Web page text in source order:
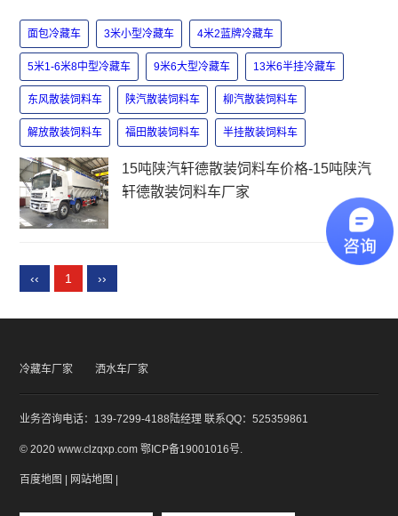
面包冷藏车 3米小型冷藏车 4米2蓝牌冷藏车
5米1-6米8中型冷藏车 9米6大型冷藏车 13米6半挂冷藏车
东风散装饲料车 陕汽散装饲料车 柳汽散装饲料车
解放散装饲料车 福田散装饲料车 半挂散装饲料车
15吨陕汽轩德散装饲料车价格-15吨陕汽
轩德散装饲料车厂家
‹‹ 1 ››
冷藏车厂家 洒水车厂家
业务咨询电话：139-7299-4188陆经理 联系QQ：525359861
© 2020 www.clzqxp.com鄂ICP备19001016号.
百度地图 网站地图